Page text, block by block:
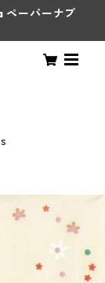
ペーパーナプ